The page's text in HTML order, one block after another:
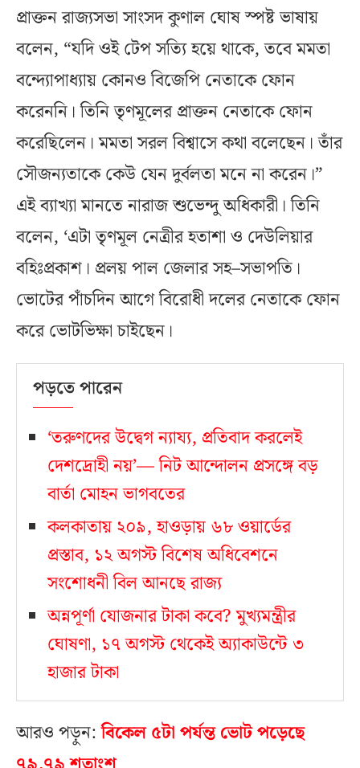
প্রাক্তন রাজ্যসভা সাংসদ কুণাল ঘোষ স্পষ্ট ভাষায়
বলেন, “যদি ওই টেপ সত্যি হয়ে থাকে, তবে মমতা
বন্দ্যোপাধ্যায় কোনও বিজেপি নেতাকে ফোন
করেননি। তিনি তৃণমূলের প্রাক্তন নেতাকে ফোন
করেছিলেন। মমতা সরল বিশ্বাসে কথা বলেছেন। তাঁর
সৌজন্যতাকে কেউ যেন দুর্বলতা মনে না করেন।”
এই ব্যাখ্যা মানতে নারাজ শুভেন্দু অধিকারী। তিনি
বলেন, ‘‌এটা তৃণমূল নেত্রীর হতাশা ও দেউলিয়ার
বহিঃপ্রকাশ। প্রলয় পাল জেলার সহ–সভাপতি।
ভোটের পাঁচদিন আগে বিরোধী দলের নেতাকে ফোন
করে ভোটভিক্ষা চাইছেন।
পড়তে পারেন
‘তরুণদের উদ্বেগ ন্যায্য, প্রতিবাদ করলেই
দেশদ্রোহী নয়’— নিট আন্দোলন প্রসঙ্গে বড়
বার্তা মোহন ভাগবতের
কলকাতায় ২০৯, হাওড়ায় ৬৮ ওয়ার্ডের
প্রস্তাব, ১২ অগস্ট বিশেষ অধিবেশনে
সংশোধনী বিল আনছে রাজ্য
অন্নপূর্ণা যোজনার টাকা কবে? মুখ্যমন্ত্রীর
ঘোষণা, ১৭ অগস্ট থেকেই অ্যাকাউন্টে ৩
হাজার টাকা
আরও পড়ুন:বিকেল ৫টা পর্যন্ত ভোট পড়েছে